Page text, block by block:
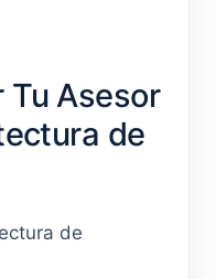
Tu Asesor
de
de